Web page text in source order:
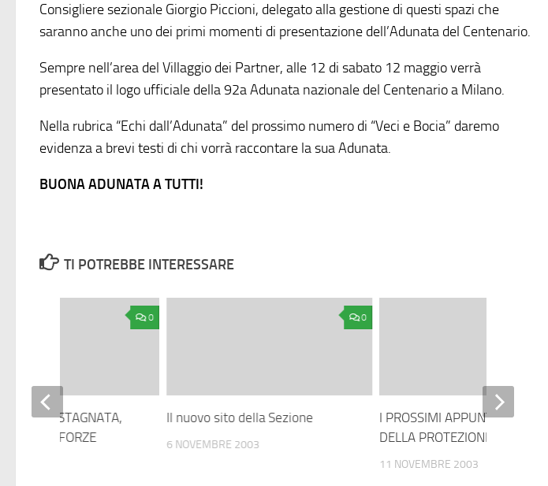
Consigliere sezionale Giorgio Piccioni, delegato alla gestione di questi spazi che
saranno anche uno dei primi momenti di presentazione dell’Adunata del Centenario.
Sempre nell’area del Villaggio dei Partner, alle 12 di sabato 12 maggio verrà
presentato il logo ufficiale della 92a Adunata nazionale del Centenario a Milano.
Nella rubrica “Echi dall’Adunata” del prossimo numero di “Veci e Bocia” daremo
evidenza a brevi testi di chi vorrà raccontare la sua Adunata.
BUONA ADUNATA A TUTTI!
TI POTREBBE INTERESSARE
0
Il nuovo sito della Sezione
6 NOVEMBRE 2003
I PROSSIMI APPUNTAMENTI
DELLA PROTEZIONE CIVILE
11 NOVEMBRE 2003
0
LA CASTAGNATA,
DELLE FORZE